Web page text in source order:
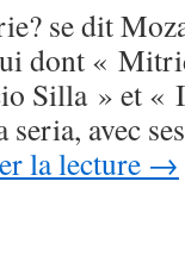
se dit
dont «
Silla » et «
seria, avec
la lecture →